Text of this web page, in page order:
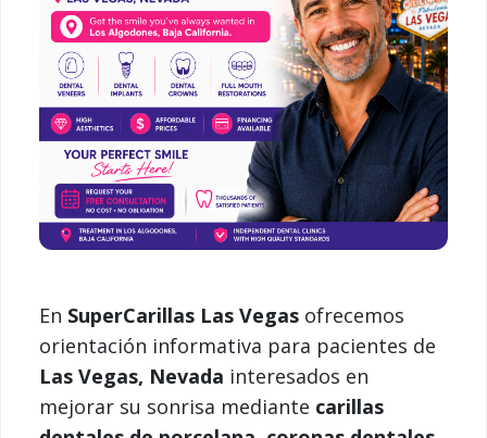
En SuperCarillas Las Vegas ofrecemos
orientación informativa para pacientes de
Las Vegas, Nevada interesados en
mejorar su sonrisa mediante carillas